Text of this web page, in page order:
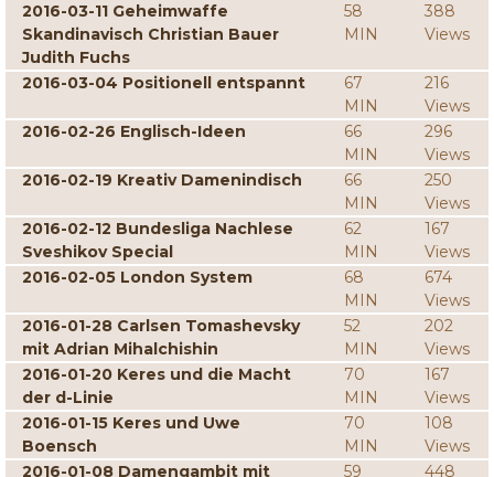
2016-03-11 Geheimwaffe
Skandinavisch Christian Bauer
Judith Fuchs
58
MIN
388
Views
2016-03-04 Positionell entspannt
67
MIN
216
Views
2016-02-26 Englisch-Ideen
66
MIN
296
Views
2016-02-19 Kreativ Damenindisch
66
MIN
250
Views
2016-02-12 Bundesliga Nachlese
Sveshikov Special
62
MIN
167
Views
2016-02-05 London System
68
MIN
674
Views
2016-01-28 Carlsen Tomashevsky
mit Adrian Mihalchishin
52
MIN
202
Views
2016-01-20 Keres und die Macht
der d-Linie
70
MIN
167
Views
2016-01-15 Keres und Uwe
Boensch
70
MIN
108
Views
2016-01-08 Damengambit mit
59 448